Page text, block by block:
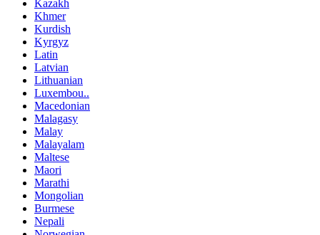
Kazakh
Khmer
Kurdish
Kyrgyz
Latin
Latvian
Lithuanian
Luxembou..
Macedonian
Malagasy
Malay
Malayalam
Maltese
Maori
Marathi
Mongolian
Burmese
Nepali